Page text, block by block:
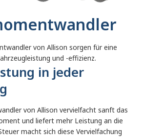
von Allison sorgen für eine
und -effizienz.
in jeder
von Allison vervielfacht sanft das
und liefert mehr Leistung an die
macht sich diese Vervielfachung